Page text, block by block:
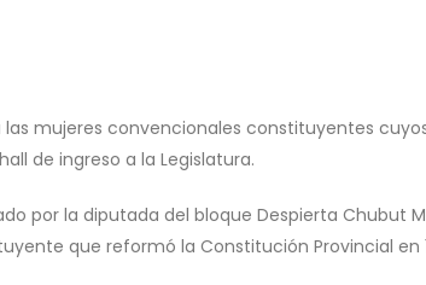
mujeres convencionales constituyentes
de ingreso a la Legislatura.
por la diputada del bloque Despierta Chubut
que reformó la Constitución Provincial en